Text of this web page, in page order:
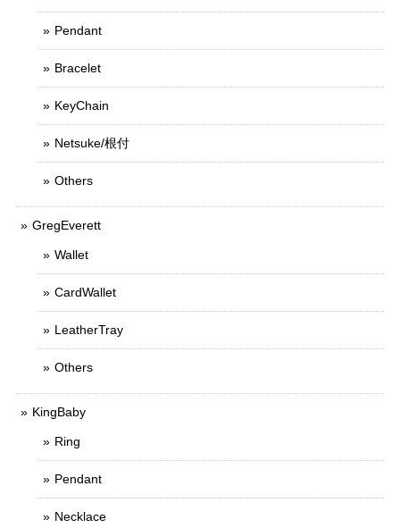
Pendant
Bracelet
KeyChain
Netsuke/根付
Others
GregEverett
Wallet
CardWallet
LeatherTray
Others
KingBaby
Ring
Pendant
Necklace